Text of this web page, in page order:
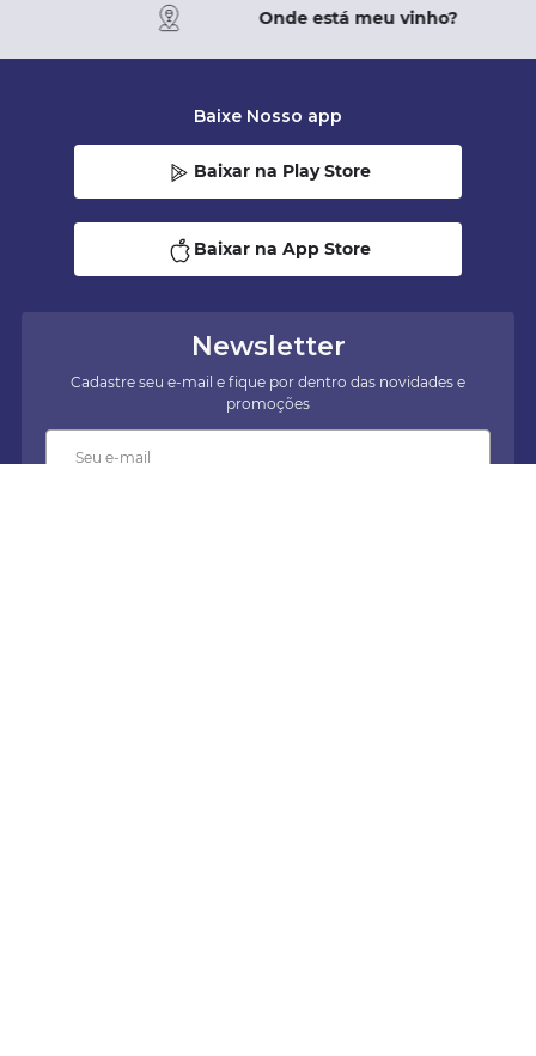
Onde está meu vinho?
Newsletter
Cadastre seu e-mail e fique por dentro das novidades e
promoções
Baixe Nosso app
Baixar na Play Store
Baixar na App Store